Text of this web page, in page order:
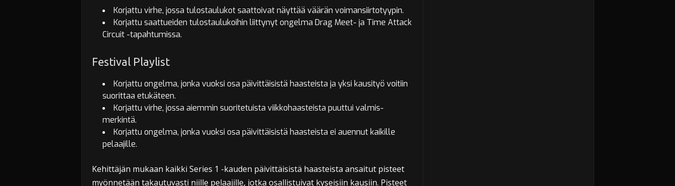
Korjattu virhe, jossa tulostaulukot saattoivat näyttää väärän voimansiirtotyypin.
Korjattu saattueiden tulostaulukoihin liittynyt ongelma Drag Meet- ja Time Attack
Circuit -tapahtumissa.
Festival Playlist
Korjattu ongelma, jonka vuoksi osa päivittäisistä haasteista ja yksi kausityö voitiin
suorittaa etukäteen.
Korjattu virhe, jossa aiemmin suoritetuista viikkohaasteista puuttui valmis-
merkintä.
Korjattu ongelma, jonka vuoksi osa päivittäisistä haasteista ei auennut kaikille
pelaajille.
Kehittäjän mukaan kaikki Series 1 -kauden päivittäisistä haasteista ansaitut pisteet
myönnetään takautuvasti niille pelaajille, jotka osallistuivat kyseisiin kausiin. Pisteet